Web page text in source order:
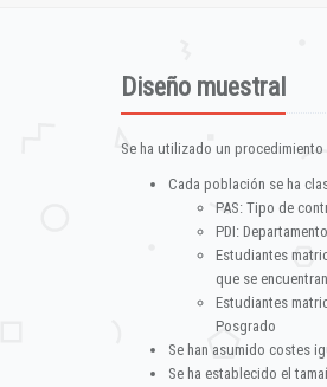
Diseño muestral
Se ha utilizado un
Cada población se ha
PAS: Tipo de
PDI:
Estudiantes
que se
Estudiantes
Posgrado
Se han asumido costes
Se ha establecido el